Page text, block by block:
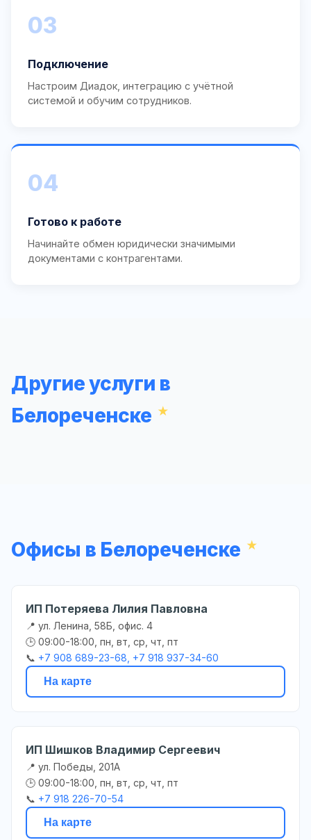
03
Подключение
Настроим Диадок, интеграцию с учётной
системой и обучим сотрудников.
04
Готово к работе
Начинайте обмен юридически значимыми
документами с контрагентами.
Другие услуги в
Белореченске
Офисы в Белореченске
ИП Потеряева Лилия Павловна
📍 ул. Ленина, 58Б, офис. 4
🕒 09:00-18:00, пн, вт, ср, чт, пт
📞 +7 908 689-23-68, +7 918 937-34-60
На карте
ИП Шишков Владимир Сергеевич
📍 ул. Победы, 201А
🕒 09:00-18:00, пн, вт, ср, чт, пт
📞 +7 918 226-70-54
На карте